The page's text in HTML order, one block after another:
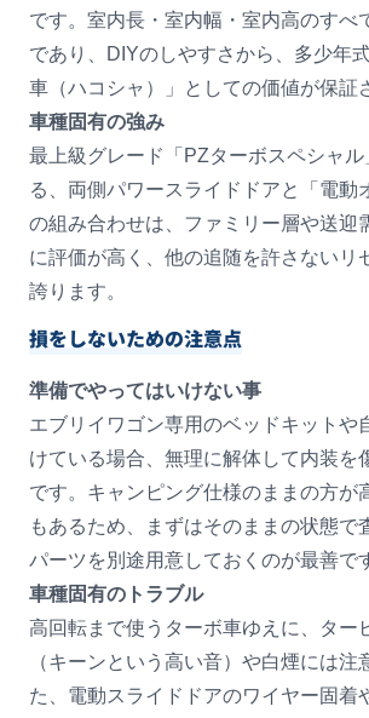
です。室内長・室内幅・室内高のすべ
であり、DIYのしやすさから、多少年
車（ハコシャ）」としての価値が保証
車種固有の強み
最上級グレード「PZターボスペシャ
る、両側パワースライドドアと「電動
の組み合わせは、ファミリー層や送迎
に評価が高く、他の追随を許さないリ
誇ります。
損をしないための注意点
準備でやってはいけない事
エブリイワゴン専用のベッドキットや
けている場合、無理に解体して内装を
です。キャンピング仕様のままの方が
もあるため、まずはそのままの状態で
パーツを別途用意しておくのが最善で
車種固有のトラブル
高回転まで使うターボ車ゆえに、ター
（キーンという高い音）や白煙には注
た、電動スライドドアのワイヤー固着